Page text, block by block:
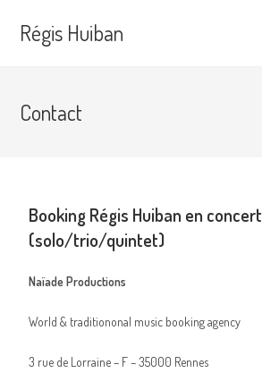
Régis Huiban
Contact
Booking Régis Huiban en concert
(solo/trio/quintet)
Naïade Productions
World & traditiononal music booking agency
3 rue de Lorraine – F – 35000 Rennes